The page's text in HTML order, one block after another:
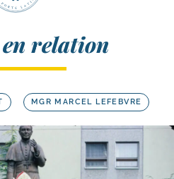
relation
MGR MARCEL LEFEBVRE